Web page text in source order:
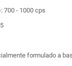
700 - 1000 cps
formulado a